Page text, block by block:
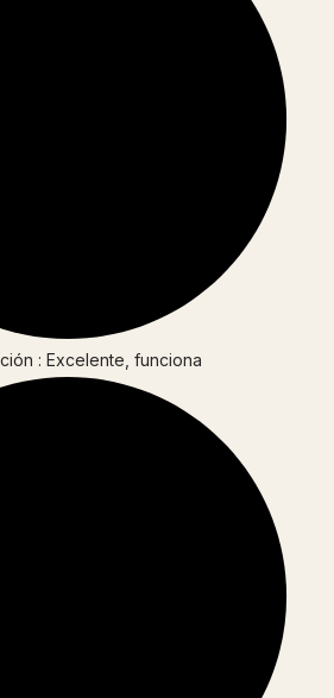
: Excelente, funciona